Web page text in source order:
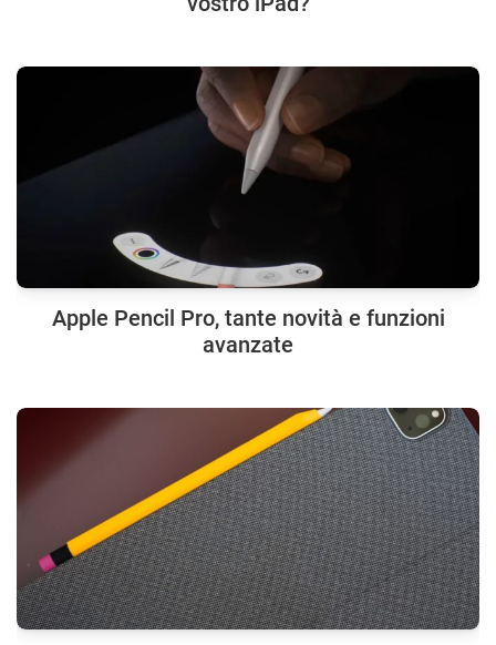
Apple Pencil Pro, tante novità e funzioni
avanzate